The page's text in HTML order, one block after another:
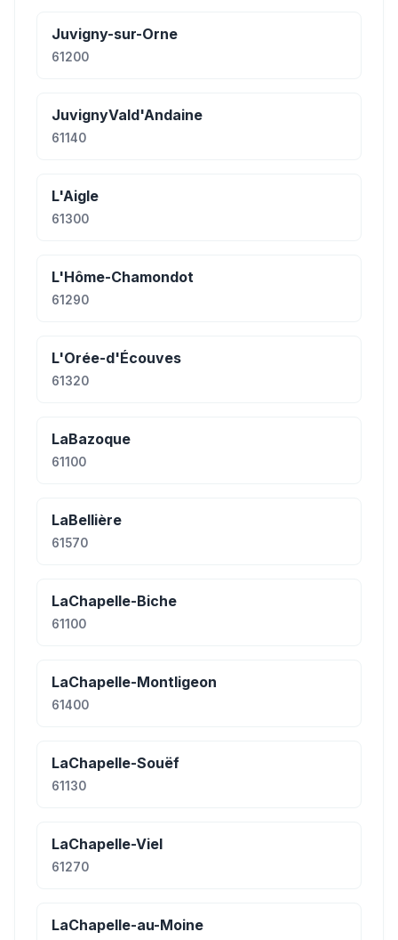
Juvigny-sur-Orne
61200
JuvignyVald'Andaine
61140
L'Aigle
61300
L'Hôme-Chamondot
61290
L'Orée-d'Écouves
61320
LaBazoque
61100
LaBellière
61570
LaChapelle-Biche
61100
LaChapelle-Montligeon
61400
LaChapelle-Souëf
61130
LaChapelle-Viel
61270
LaChapelle-au-Moine